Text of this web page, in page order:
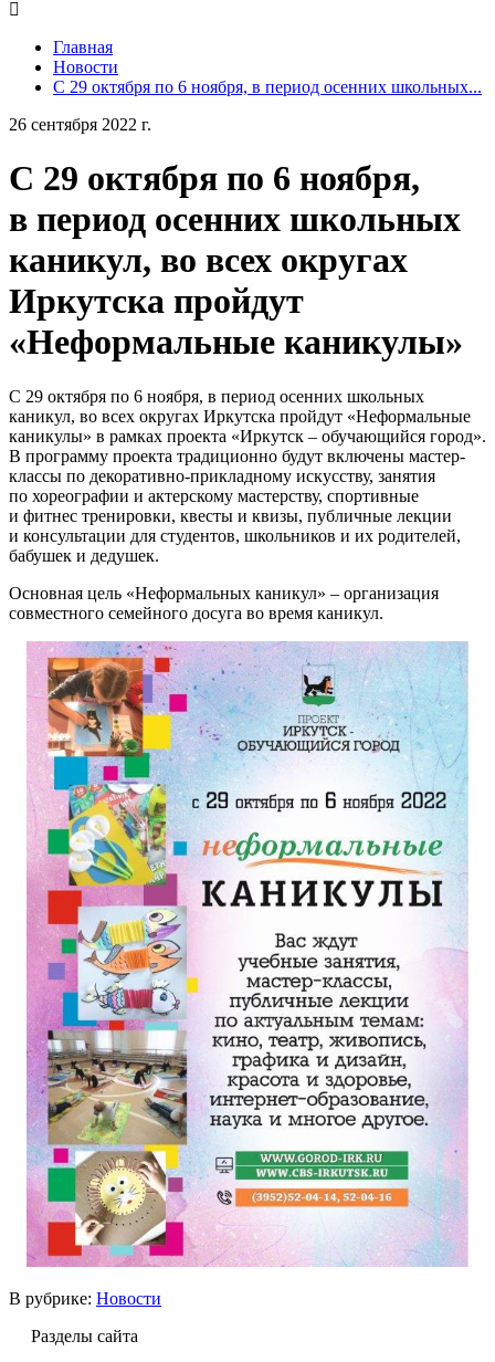
Главная
Новости
С 29 октября по 6 ноября, в период осенних школьных...
26 сентября 2022 г.
С 29 октября по 6 ноября,
в период осенних школьных
каникул, во всех округах
Иркутска пройдут
«Неформальные каникулы»
С 29 октября по 6 ноября, в период осенних школьных
каникул, во всех округах Иркутска пройдут «Неформальные
каникулы» в рамках проекта «Иркутск – обучающийся город».
В программу проекта традиционно будут включены мастер-
классы по декоративно-прикладному искусству, занятия
по хореографии и актерскому мастерству, спортивные
и фитнес тренировки, квесты и квизы, публичные лекции
и консультации для студентов, школьников и их родителей,
бабушек и дедушек.
Основная цель «Неформальных каникул» – организация
совместного семейного досуга во время каникул.
В рубрике: Новости
Разделы сайта